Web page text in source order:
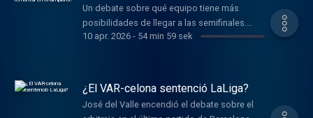
remontar en Champions?
Un debate sobre qué equipo tiene más
posibilidades de llegar a las semifinales.
Learn more about your ad choices. Visit
10 apr. 2026- 54 min 59 sek
¿El VAR-celona sentenció LaLiga?
José del Valle encendió el debate sobre el